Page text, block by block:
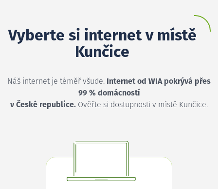
Vyberte si internet v místě
Kunčice
Náš internet je téměř všude. Internet od WIA pokrývá přes
99 % domácností
v České republice. Ověřte si dostupnosti v místě Kunčice.